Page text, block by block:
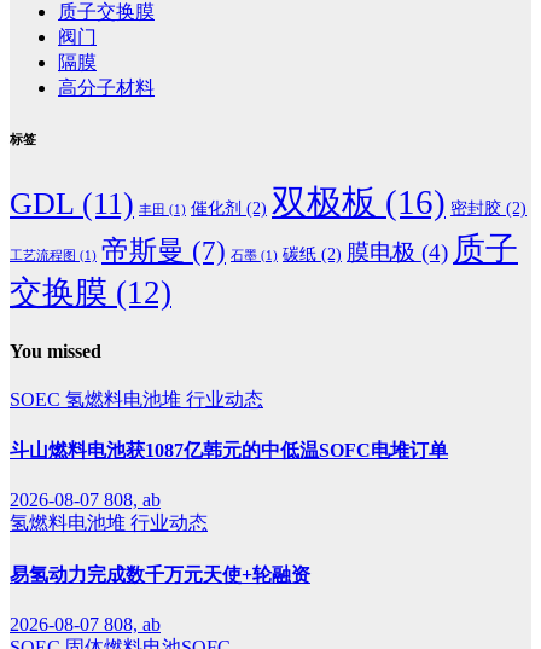
质子交换膜
阀门
隔膜
高分子材料
标签
GDL (11) 丰田 (1) 催化剂 (2) 双极板 (16) 密封胶 (2)
工艺流程图 (1) 帝斯曼 (7) 石墨 (1) 碳纸 (2) 膜电极 (4) 质子
交换膜 (12)
You missed
SOEC 氢燃料电池堆 行业动态
斗山燃料电池获1087亿韩元的中低温SOFC电堆订单
2026-08-07 808, ab
氢燃料电池堆 行业动态
易氢动力完成数千万元天使+轮融资
2026-08-07 808, ab